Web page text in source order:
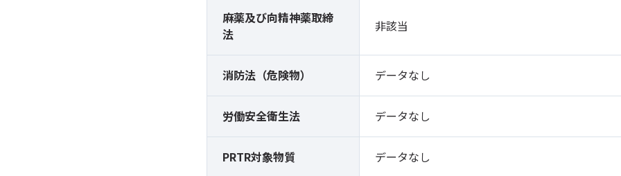
麻薬及び向精神薬取締
法
非該当
消防法（危険物） データなし
労働安全衛生法 データなし
PRTR対象物質 データなし